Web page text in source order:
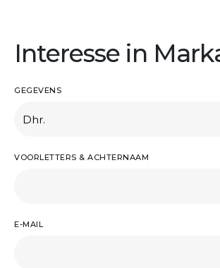
Interesse in
GEGEVENS
VOORLETTERS & ACHTERNAAM
E-MAIL